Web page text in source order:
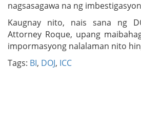
nagsasagawa na ng
Kaugnay nito, nais sana ng
Attorney Roque, upang
impormasyong nalalaman nito
Tags: BI, DOJ, ICC